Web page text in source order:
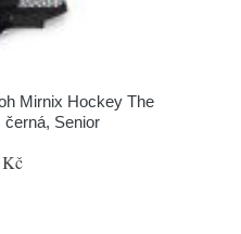
Mirnix Hockey The
černá, Senior